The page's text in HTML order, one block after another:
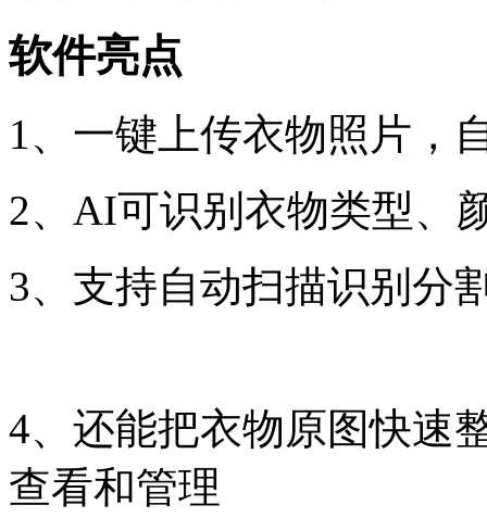
软件亮点
1、一键上传衣物照片，
2、AI可识别衣物类型、
3、支持自动扫描识别分
4、还能把衣物原图快速
查看和管理